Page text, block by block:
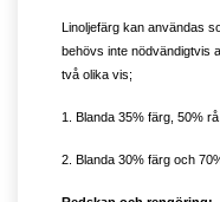
Linoljefärg kan användas
behövs inte nödvändigtvis
två olika vis;
1. Blanda 35% färg, 50%
2. Blanda 30% färg och